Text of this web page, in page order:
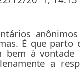
É que parto
à vontade
a